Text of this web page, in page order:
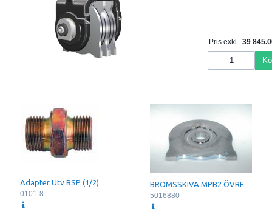
Pris exkl. 39
Adapter Utv BSP (1/2)
0101-8
BROMSSKIVA MPB2 ÖVRE
5016880